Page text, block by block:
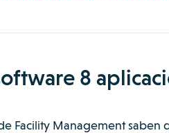
8
Facility Management